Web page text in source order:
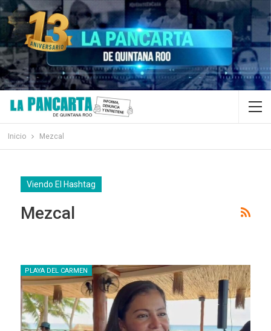
Inicio Mezcal
Viendo El Hashtag
Mezcal
PLAYA DEL CARMEN